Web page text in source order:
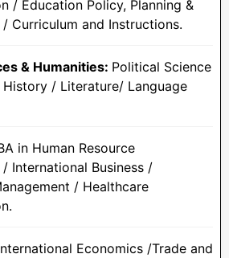
/ Education Policy, Planning &
/ Curriculum and Instructions.
& Humanities: Political Science
/ Literature/ Language
in Human Resource
International Business /
/ Healthcare
Economics /Trade and